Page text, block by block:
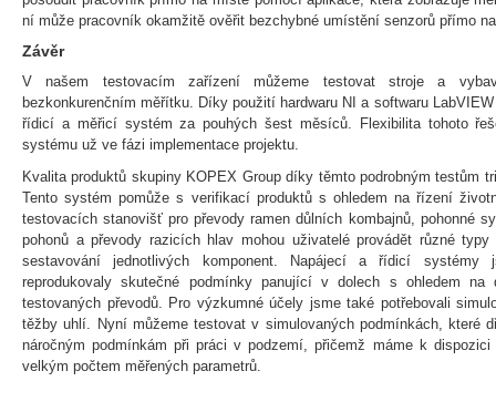
ní může pracovník okamžitě ověřit bezchybné umístění senzorů přímo
Závěr
V našem testovacím zařízení můžeme testovat stroje a
bezkonkurenčním měřítku. Díky použití hardwaru NI a softwaru
řídicí a měřicí systém za pouhých šest měsíců. Flexibilita tohoto
systému už ve fázi implementace projektu.
Kvalita produktů skupiny KOPEX Group díky těmto podrobným testům
Tento systém pomůže s verifikací produktů s ohledem na řízení
testovacích stanovišť pro převody ramen důlních kombajnů, pohonné
pohonů a převody razicích hlav mohou uživatelé provádět různé
sestavování jednotlivých komponent. Napájecí a řídicí
reprodukovaly skutečné podmínky panující v dolech s ohledem na
testovaných převodů. Pro výzkumné účely jsme také potřebovali
těžby uhlí. Nyní můžeme testovat v simulovaných podmínkách, které
náročným podmínkám při práci v podzemí, přičemž máme k
velkým počtem měřených parametrů.